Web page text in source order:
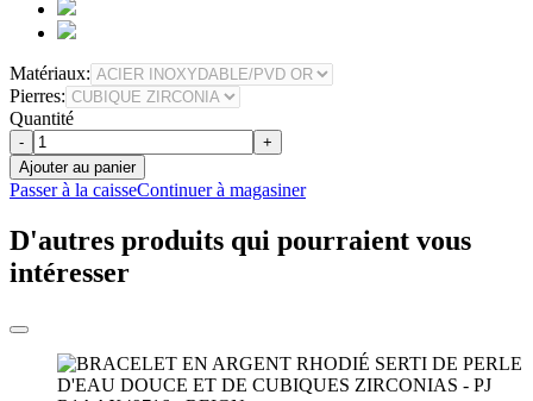
Matériaux:
Pierres:
Quantité
-
+
Ajouter au panier
Passer à la caisseContinuer à magasiner
D'autres produits qui pourraient vous
intéresser